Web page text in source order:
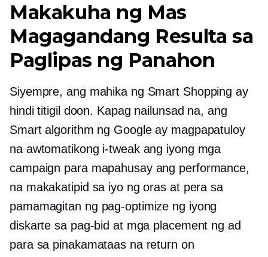
Makakuha ng Mas
Magagandang Resulta sa
Paglipas ng Panahon
Siyempre, ang mahika ng Smart Shopping ay
hindi titigil doon. Kapag nailunsad na, ang
Smart algorithm ng Google ay magpapatuloy
na awtomatikong i-tweak ang iyong mga
campaign para mapahusay ang performance,
na makakatipid sa iyo ng oras at pera sa
pamamagitan ng pag-optimize ng iyong
diskarte sa pag-bid at mga placement ng ad
para sa pinakamataas na return on